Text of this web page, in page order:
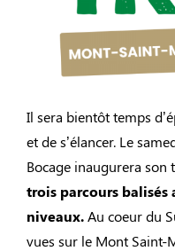
Il sera bientôt temps
et de s’élancer. Le
Bocage inaugurera son
trois parcours balisés
niveaux.Au coeur du
vues sur le Mont Saint-